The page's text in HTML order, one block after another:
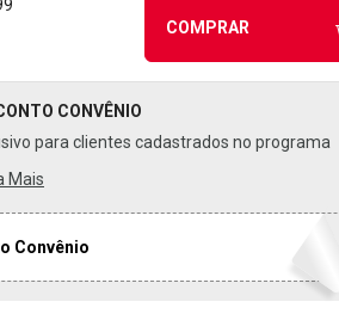
COMPRAR
CONVÊNIO
para clientes cadastrados no programa
Mais
Convênio